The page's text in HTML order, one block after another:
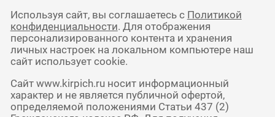
Используя сайт, вы соглашаетесь с Политикой
конфиденциальности. Для отображения
персонализированного контента и хранения
личных настроек на локальном компьютере наш
сайт использует cookie.
Сайт www.kirpich.ru носит информационный
характер и не является публичной офертой,
определяемой положениями Статьи 437 (2)